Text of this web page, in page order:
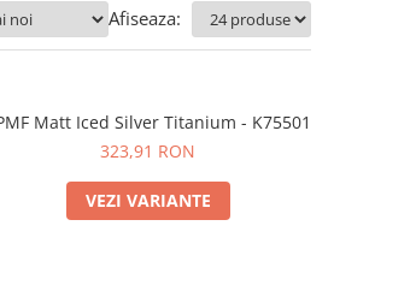
Afiseaza:
Matt Iced Silver Titanium - K75501
323,91 RON
VEZI VARIANTE